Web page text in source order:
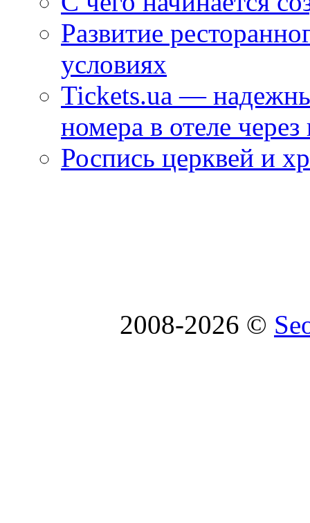
Развитие
условиях
Tickets.ua —
номера в отеле через
Роспись церквей и
2008-2026 ©